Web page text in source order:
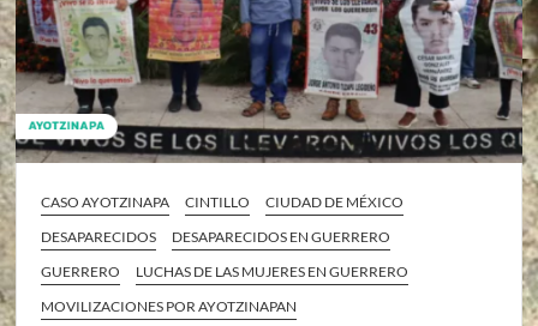
CASO AYOTZINAPA CINTILLO
CIUDAD DE MÉXICO
DESAPARECIDOS
DESAPARECIDOS EN GUERRERO
GUERRERO
LUCHAS DE LAS MUJERES EN GUERRERO
MOVILIZACIONES POR AYOTZINAPAN